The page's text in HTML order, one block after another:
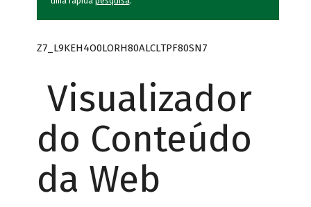
Z7_L9KEH4O0LORH80ALCLTPF80SN7
Visualizador
do Conteúdo
da Web